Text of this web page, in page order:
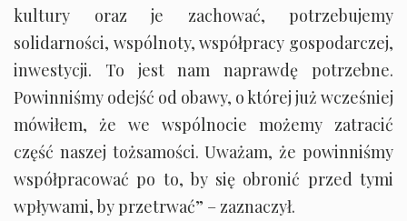
kultury oraz je zachować, potrzebujemy
solidarności, wspólnoty, współpracy gospodarczej,
inwestycji. To jest nam naprawdę potrzebne.
Powinniśmy odejść od obawy, o której już wcześniej
mówiłem, że we wspólnocie możemy zatracić
część naszej tożsamości. Uważam, że powinniśmy
współpracować po to, by się obronić przed tymi
wpływami, by przetrwać” – zaznaczył.